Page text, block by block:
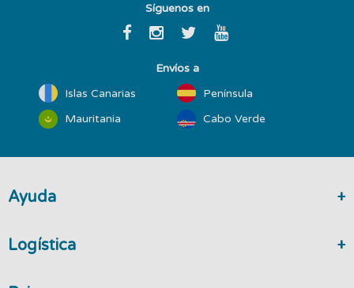
Síguenos en
Envíos a
Islas Canarias
Península
Mauritania
Cabo Verde
Ayuda
Logística